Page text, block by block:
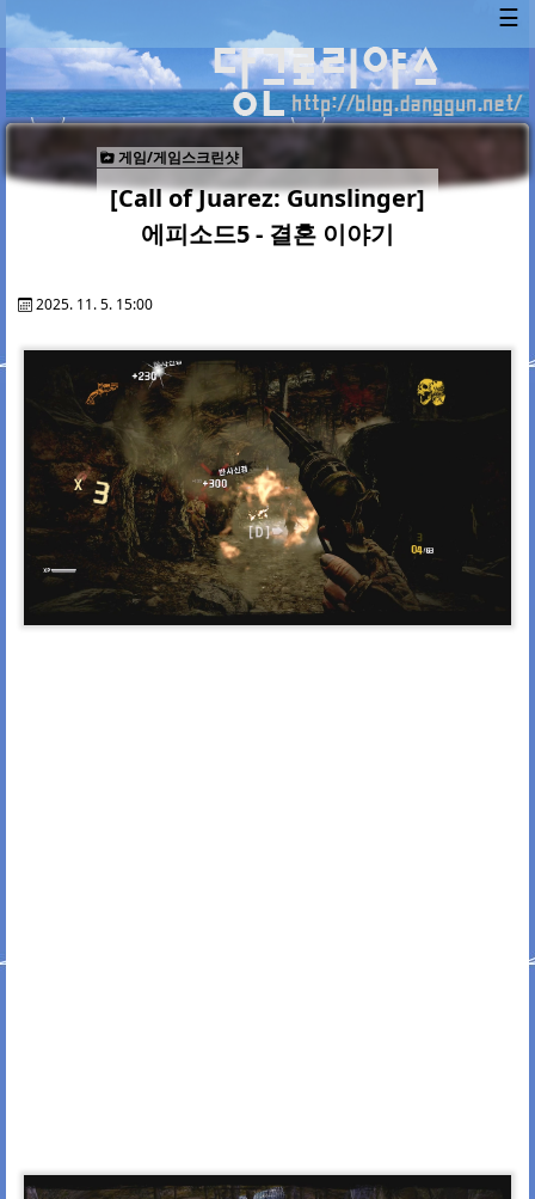
☰
게임/게임스크린샷
[Call of Juarez: Gunslinger]
에피소드5 - 결혼 이야기
2025. 11. 5. 15:00